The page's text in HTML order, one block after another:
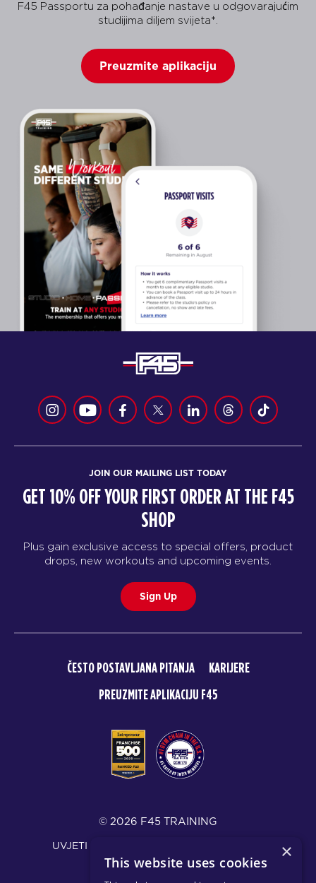
F45 Passportu za pohađanje nastave u odgovarajućim
studijima diljem svijeta*.
Preuzmite aplikaciju
JOIN OUR MAILING LIST TODAY
GET 10% OFF YOUR FIRST ORDER AT THE F45
SHOP
Plus gain exclusive access to special offers, product
drops, new workouts and upcoming events.
Sign Up
ČESTO POSTAVLJANA PITANJA
KARIJERE
PREUZMITE APLIKACIJU F45
© 2026 F45 TRAINING
UVJETI I ODRICANJE OD ODGOVORNOSTI
PRAVILA PRIVATNOSTI
×
This website uses cookies